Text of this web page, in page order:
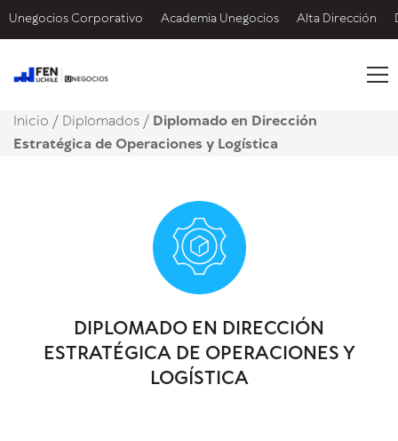
Unegocios Corporativo Academia Unegocios Alta Dirección
Inicio / Diplomados / Diplomado en Dirección
Estratégica de Operaciones y Logística
DIPLOMADO EN DIRECCIÓN
ESTRATÉGICA DE OPERACIONES Y
LOGÍSTICA